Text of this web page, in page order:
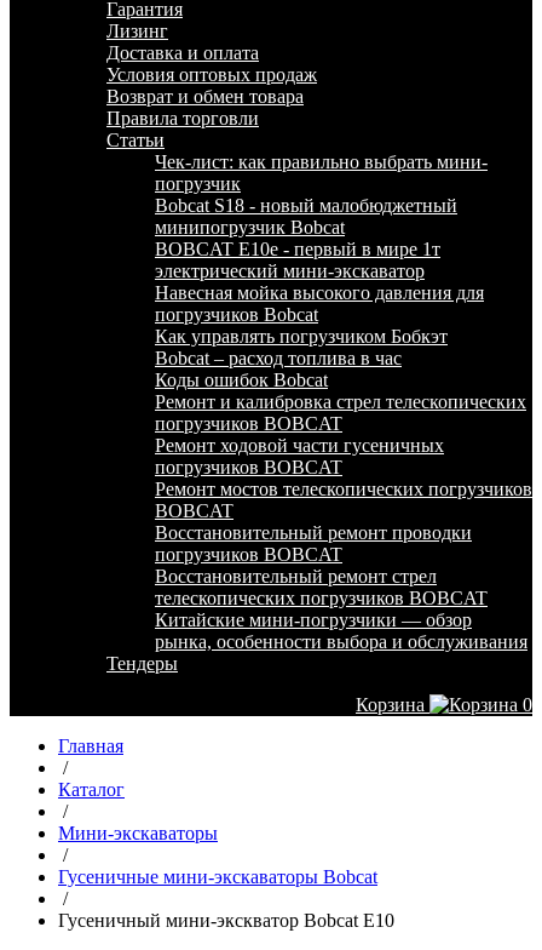
Гарантия
Лизинг
Доставка и оплата
Условия оптовых продаж
Возврат и обмен товара
Правила торговли
Статьи
Чек-лист: как правильно выбрать мини-
погрузчик
Bobcat S18 - новый малобюджетный
минипогрузчик Bobcat
BOBCAT E10e - первый в мире 1т
электрический мини-экскаватор
Навесная мойка высокого давления для
погрузчиков Bobcat
Как управлять погрузчиком Бобкэт
Bobcat – расход топлива в час
Коды ошибок Bobcat
Ремонт и калибровка стрел телескопических
погрузчиков BOBCAT
Ремонт ходовой части гусеничных
погрузчиков BOBCAT
Ремонт мостов телескопических погрузчиков
BOBCAT
Восстановительный ремонт проводки
погрузчиков BOBCAT
Восстановительный ремонт стрел
телескопических погрузчиков BOBCAT
Китайские мини-погрузчики — обзор
рынка, особенности выбора и обслуживания
Тендеры
Корзина
0
Главная
/
Каталог
/
Мини-экскаваторы
/
Гусеничные мини-экскаваторы Bobcat
/
Гусеничный мини-экскватор Bobcat E10